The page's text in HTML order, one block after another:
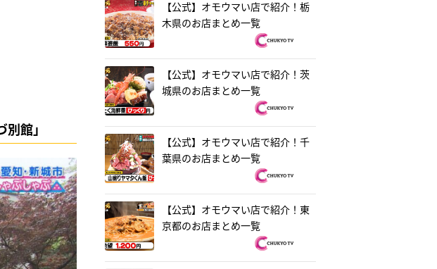
館」
【公式】オモウマい店で紹介！栃
木県のお店まとめ一覧
【公式】オモウマい店で紹介！茨
城県のお店まとめ一覧
【公式】オモウマい店で紹介！千
葉県のお店まとめ一覧
【公式】オモウマい店で紹介！東
京都のお店まとめ一覧